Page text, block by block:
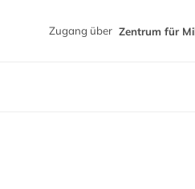
Zugang über Zentrum für